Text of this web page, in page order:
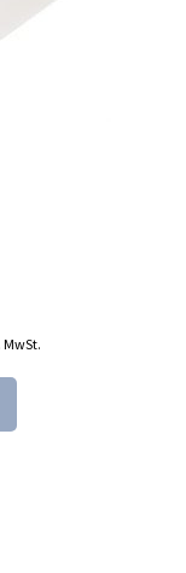
€.
MwSt.